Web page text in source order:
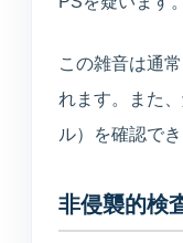
この雑音は通
れます。また
ル）を確認で
非侵襲的検